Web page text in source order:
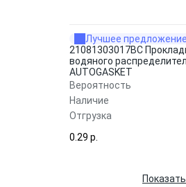
Лучшее предложение
21081303017ВС
водяного
AUTOGASKET
Вероятность
Наличие
Отгрузка
0.29 p.